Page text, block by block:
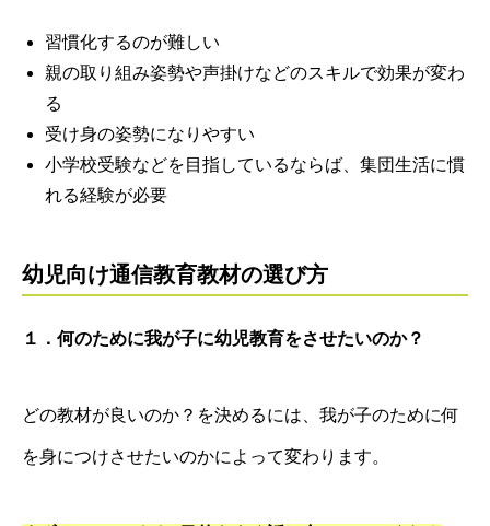
習慣化するのが難しい
親の取り組み姿勢や声掛けなどのスキルで効果が変わ
る
受け身の姿勢になりやすい
小学校受験などを目指しているならば、集団生活に慣
れる経験が必要
幼児向け通信教育教材の選び方
１．何のために我が子に幼児教育をさせたいのか？
どの教材が良いのか？を決めるには、我が子のために何
を身につけさせたいのかによって変わります。